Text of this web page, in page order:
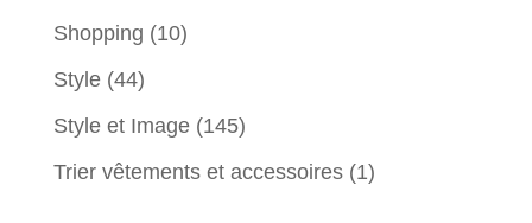
Shopping (10)
Style(44)
Style et Image(145)
Trier vêtements et accessoires(1)